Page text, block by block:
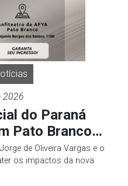
2026
do Paraná
Pato Branco…
de Oliveira Vargas e o
os impactos da nova